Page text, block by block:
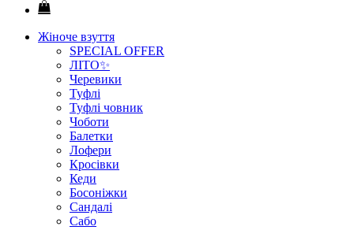
Жіноче взуття
SPECIAL OFFER
ЛІТО✨
Черевики
Туфлі
Туфлі човник
Чоботи
Балетки
Лофери
Кросівки
Кеди
Босоніжки
Сандалі
Сабо